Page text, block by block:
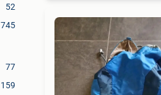
52
745
77
159